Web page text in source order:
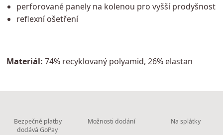
perforované panely na kolenou pro vyšší prodyšnost
reflexní ošetření
Materiál: 74% recyklovaný polyamid, 26% elastan
Bezpečné platby
dodává GoPay
Možnosti dodání Na splátky